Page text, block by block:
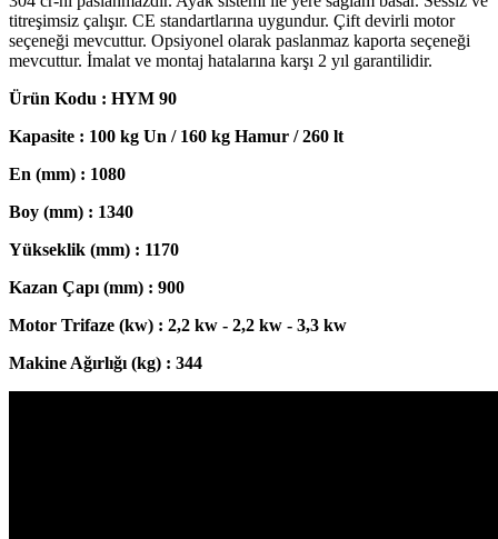
titreşimsiz çalışır. CE standartlarına uygundur. Çift devirli motor
seçeneği mevcuttur. Opsiyonel olarak paslanmaz kaporta seçeneği
mevcuttur. İmalat ve montaj hatalarına karşı 2 yıl garantilidir.
Ürün Kodu : HYM 90
Kapasite : 100 kg Un / 160 kg Hamur / 260 lt
En (mm) : 1080
Boy (mm) : 1340
Yükseklik (mm) : 1170
Kazan Çapı (mm) : 900
Motor Trifaze (kw) : 2,2 kw - 2,2 kw - 3,3 kw
Makine Ağırlığı (kg) : 344